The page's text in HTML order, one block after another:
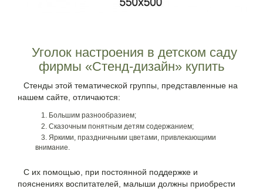
Уголок настроения в детском саду
фирмы «Стенд-дизайн» купить
Стенды этой тематической группы, представленные на
нашем сайте, отличаются:
Большим разнообразием;
Сказочным понятным детям содержанием;
Яркими, праздничными цветами, привлекающими
внимание.
С их помощью, при постоянной поддержке и
пояснениях воспитателей, малыши должны приобрести